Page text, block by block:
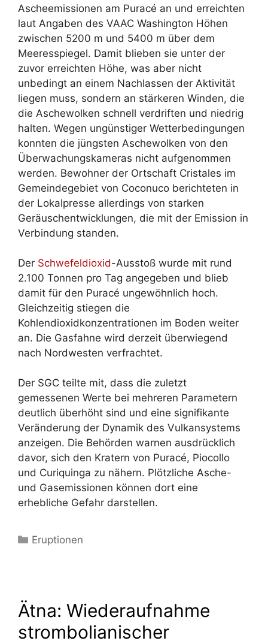
Ascheemissionen am Puracé an und erreichten
laut Angaben des VAAC Washington Höhen
zwischen 5200 m und 5400 m über dem
Meeresspiegel. Damit blieben sie unter der
zuvor erreichten Höhe, was aber nicht
unbedingt an einem Nachlassen der Aktivität
liegen muss, sondern an stärkeren Winden, die
die Aschewolken schnell verdriften und niedrig
halten. Wegen ungünstiger Wetterbedingungen
konnten die jüngsten Aschewolken von den
Überwachungskameras nicht aufgenommen
werden. Bewohner der Ortschaft Cristales im
Gemeindegebiet von Coconuco berichteten in
der Lokalpresse allerdings von starken
Geräuschentwicklungen, die mit der Emission in
Verbindung standen.
Der Schwefeldioxid-Ausstoß wurde mit rund
2.100 Tonnen pro Tag angegeben und blieb
damit für den Puracé ungewöhnlich hoch.
Gleichzeitig stiegen die
Kohlendioxidkonzentrationen im Boden weiter
an. Die Gasfahne wird derzeit überwiegend
nach Nordwesten verfrachtet.
Der SGC teilte mit, dass die zuletzt
gemessenen Werte bei mehreren Parametern
deutlich überhöht sind und eine signifikante
Veränderung der Dynamik des Vulkansystems
anzeigen. Die Behörden warnen ausdrücklich
davor, sich den Kratern von Puracé, Piocollo
und Curiquinga zu nähern. Plötzliche Asche-
und Gasemissionen können dort eine
erhebliche Gefahr darstellen.
Kategorien
Eruptionen
Ätna: Wiederaufnahme
strombolianischer